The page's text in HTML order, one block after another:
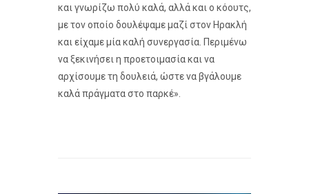
και γνωρίζω πολύ καλά, αλλά και ο κόουτς,
με τον οποίο δουλέψαμε μαζί στον Ηρακλή
και είχαμε μία καλή συνεργασία. Περιμένω
να ξεκινήσει η προετοιμασία και να
αρχίσουμε τη δουλειά, ώστε να βγάλουμε
καλά πράγματα στο παρκέ».